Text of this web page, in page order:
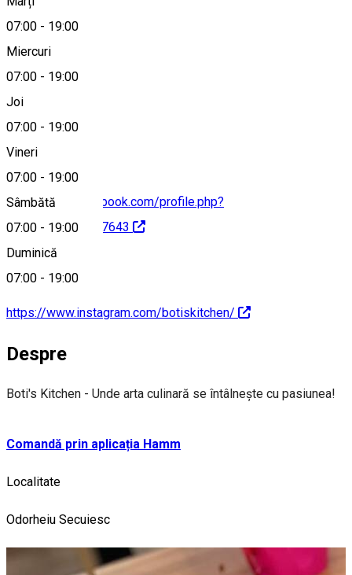
07:00 - 19:00
Miercuri
07:00 - 19:00
Joi
07:00 - 19:00
Vineri
07:00 - 19:00
Sâmbătă
07:00 - 19:00
Duminică
07:00 - 19:00
Hartă
https://www.facebook.com/profile.php?
id=100054510337643
https://www.instagram.com/botiskitchen/
Despre
Boti's Kitchen - Unde arta culinară se întâlnește cu pasiunea!
Comandă prin aplicația Hamm
Localitate
Odorheiu Secuiesc